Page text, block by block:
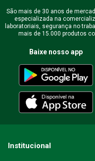
Endereço de email
Escreva uma
ENVIAR
São mais de 30 anos de
especializada na
laboratoriais, segurança no
mais de 15.000 produtos
Baixe nosso app
Institucional